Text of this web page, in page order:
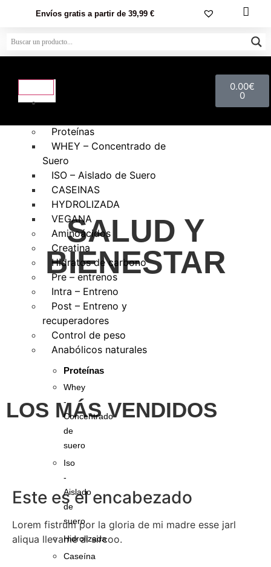
Envíos gratis a partir de 39,99 €
Proteínas
WHEY – Concentrado de
Suero
ISO – Aislado de Suero
CASEINAS
HYDROLIZADA
VEGANA
Aminoácidos
Creatina
Hidratos de carbono
Pre – entrenos
Intra – Entreno
Post – Entreno y
recuperadores
Control de peso
Anabólicos naturales
Proteínas
Whey
-
Concentrado
de
suero
Iso
-
Aislado
de
suero
Hidrolizada
Caseína
0.00€
0
SALUD Y
BIENESTAR
LOS MÁS VENDIDOS
Este es el encabezado
Lorem fistrum por la gloria de mi madre esse jarl
aliqua llevame al sircoo.